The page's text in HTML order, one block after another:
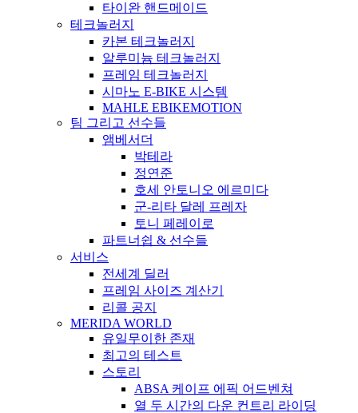
타이완 핸드메이드
테크놀러지
카본 테크놀러지
알루미늄 테크놀러지
프레임 테크놀러지
시마노 E-BIKE 시스템
MAHLE EBIKEMOTION
팀 그리고 선수들
앰베서더
박테라
정연준
호세 안토니오 에르미다
군-리타 달레 프레자
토니 페레이로
파트너쉽 & 선수들
서비스
전세계 딜러
프레임 사이즈 계산기
리콜 공지
MERIDA WORLD
유일무이한 존재
최고의 테스트
스토리
ABSA 케이프 에픽 어드벤쳐
열 두 시간의 다운 컨트리 라이딩